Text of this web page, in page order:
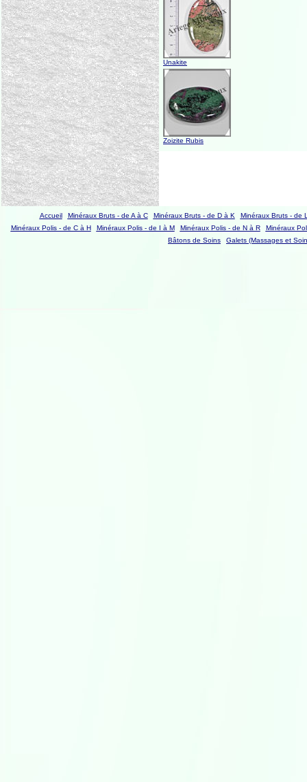
Unakite
Zoizite Rubis
Accueil Minéraux Bruts - de A à C Minéraux Bruts - de D à K
Minéraux Bruts - de
Minéraux Polis - de C à H
Minéraux Polis - de I à M Minéraux Polis - de N à R
Minéraux
Bâtons de Soins
Galets (Massages et